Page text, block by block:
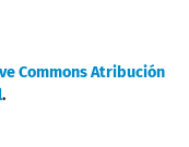
Commons Atribución
.